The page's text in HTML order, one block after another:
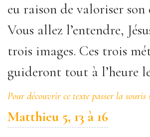
eu raison de valoriser son
Vous allez l’entendre,
trois images. Ces trois
guideront tout à l’heure
Pour découvrir ce texte passer la souris
Matthieu 5, 13 à 16